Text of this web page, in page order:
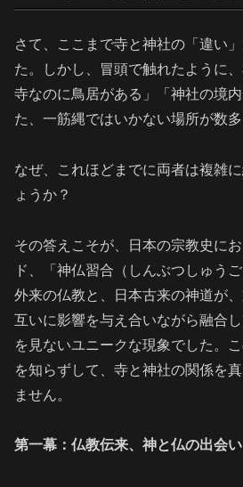
さて、ここまで寺と神社の「違い
た。しかし、冒頭で触れたように
寺なのに鳥居がある」「神社の境
た、一筋縄ではいかない場所が数多
なぜ、これほどまでに両者は複雑
ょうか？
その答えこそが、日本の宗教史に
ド、「神仏習合（しんぶつしゅう
外来の仏教と、日本古来の神道が
互いに影響を与え合いながら融合
を見ないユニークな現象でした。
を知らずして、寺と神社の関係を
ません。
第一幕：仏教伝来、神と仏の出会い